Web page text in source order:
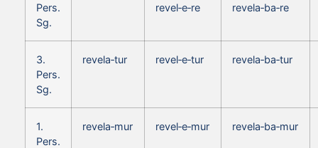
Pers.
Sg.
revel‑e‑re
revela‑ba‑re
3.
Pers.
Sg.
revela‑tur revel‑e‑tur revela‑ba‑tur
1.
Pers.
revela‑mur revel‑e‑mur revela‑ba‑mur